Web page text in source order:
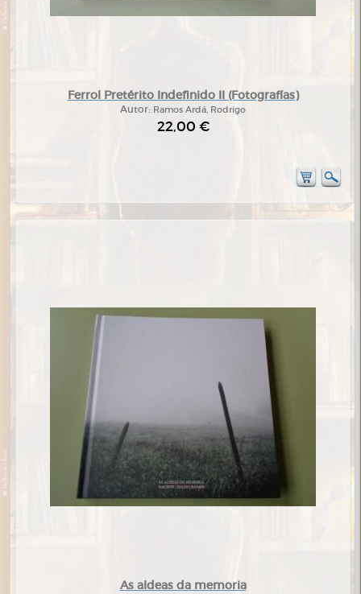
Ferrol Pretérito Indefinido II (Fotografías)
Autor: Ramos Ardá, Rodrigo
22,00 €
As aldeas da memoria